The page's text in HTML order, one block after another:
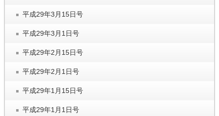
平成29年3月15日号
平成29年3月1日号
平成29年2月15日号
平成29年2月1日号
平成29年1月15日号
平成29年1月1日号